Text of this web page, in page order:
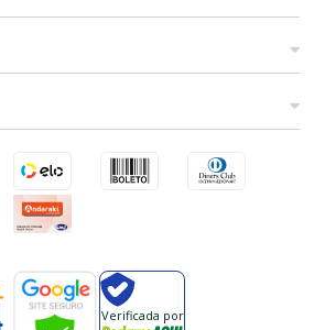
Verificada por